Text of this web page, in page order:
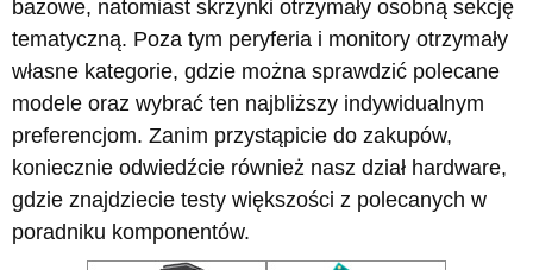
bazowe, natomiast skrzynki otrzymały osobną sekcję
tematyczną. Poza tym peryferia i monitory otrzymały
własne kategorie, gdzie można sprawdzić polecane
modele oraz wybrać ten najbliższy indywidualnym
preferencjom. Zanim przystąpicie do zakupów,
koniecznie odwiedźcie również nasz dział hardware,
gdzie znajdziecie testy większości z polecanych w
poradniku komponentów.